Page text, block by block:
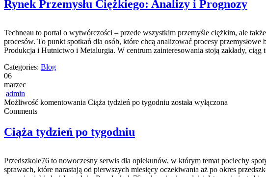
Rynek Przemysłu Ciężkiego: Analizy i Prognozy
Techneau to portal o wytwórczości – przede wszystkim przemyśle ciężkim, ale
procesów. To punkt spotkań dla osób, które chcą analizować procesy
Produkcja i Hutnictwo i Metalurgia. W centrum zainteresowania stoją zakłady,
Categories: Blog
06
marzec
admin
Możliwość komentowania Ciąża tydzień po tygodniu została wyłączona
Comments
Ciąża tydzień po tygodniu
Przedszkole76 to nowoczesny serwis dla opiekunów, w którym temat pociechy
sprawach, które narastają od pierwszych miesięcy oczekiwania aż po okres